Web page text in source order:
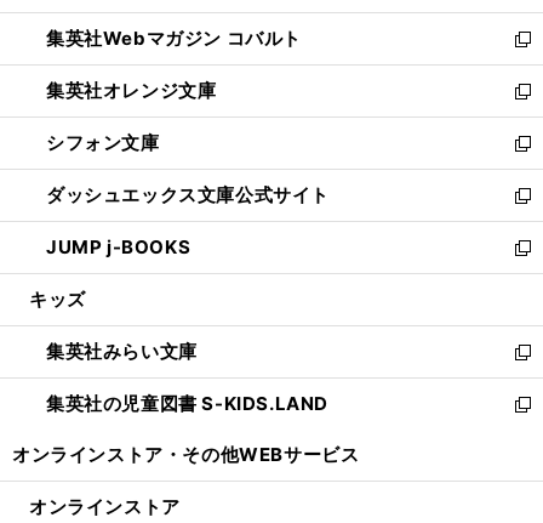
開
く
ウ
で
開
く
ン
ド
ウ
で
開
く
ウ
ィ
ン
ド
ウ
で
開
く
集英社Webマガジン コバルト
新
し
い
ウ
ィ
ン
ド
ウ
で
開
集英社オレンジ文庫
新
し
い
ウ
ィ
ン
ド
ウ
開
く
シフォン文庫
新
し
い
ウ
ィ
ン
ウ
で
開
く
ダッシュエックス文庫公式サイト
新
し
い
ウ
ン
ド
ウ
で
JUMP j-BOOKS
新
し
ウ
ィ
ン
ド
開
キッズ
集英社みらい文庫
新
し
い
ン
集英社の児童図書 S-KIDS.LAND
新
ウ
オンラインストア・ その他WEBサービス
オンラインストア